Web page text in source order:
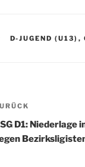
KATEGORIEN
D-JUGEND (U13) ,
D1: Niederlage